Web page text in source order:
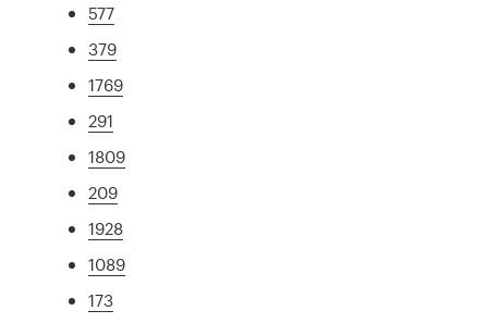
577
379
1769
291
1809
209
1928
1089
173